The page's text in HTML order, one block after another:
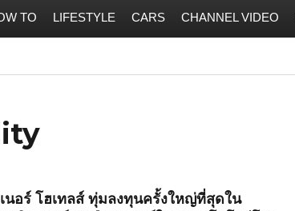
TO LIFESTYLE CARS CHANNEL VIDEO
นอร์ โฮเทลส์ ทุ่มลงทุนครั้งใหญ่ที่สุดใน